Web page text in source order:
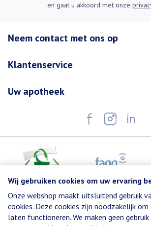
Wij gebruiken cookies om uw ervaring
Onze webshop maakt uitsluitend gebruik
cookies. Deze cookies zijn noodzakelijk
laten functioneren. We maken geen gebruik
en gaat u akkoord met onze
Neem contact met ons op
Klantenservice
Uw apotheek
Juridische links